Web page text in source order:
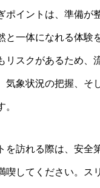
ポイントは、準備が
と一体になれる体験
リスクがあるため、
気象状況の把握、そ
を訪れる際は、安全
喫してください。ス